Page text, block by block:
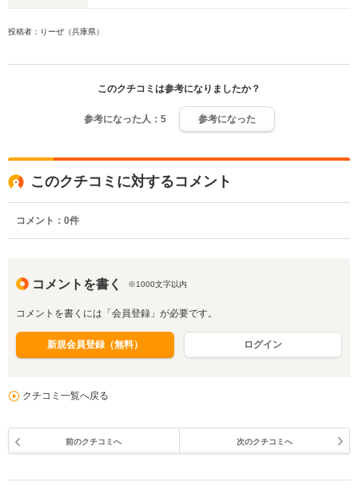
投稿者：りーぜ（兵庫県）
このクチコミは参考になりましたか？
参考になった人： 5 参考になった
このクチコミに対するコメント
コメント： 0件
コメントを書く ※1000文字以内
コメントを書くには「会員登録」が必要です。
新規会員登録（無料） ログイン
クチコミ一覧へ戻る
前のクチコミへ 次のクチコミへ